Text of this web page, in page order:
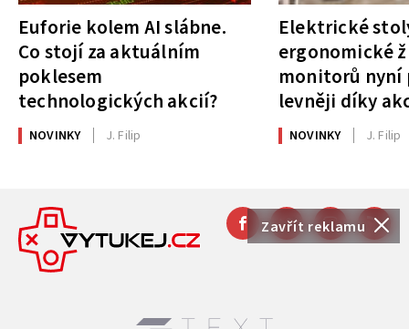
Zavřít reklamu
Euforie kolem AI slábne.
Co stojí za aktuálním
poklesem
technologických akcií?
NOVINKY J. Filip
Elektrické
ergonomické
monitorů
levněji díky
NOVINKY J. Filip